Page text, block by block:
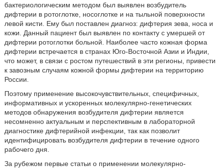
бактериологическим методом был выявлен возбудитель
дифтерии в ротоглотке, носоглотке и на тыльной поверхности
левой кисти. Ему был поставлен диагноз: дифтерия зева, носа и
кожи. Данный пациент был выявлен по контакту с умершей от
дифтерии ротоглотки больной. Наиболее часто кожная форма
дифтерии встречается в странах Юго-Восточной Азии и Индии,
что может, в связи с ростом путешествий в эти регионы, привести
к завозным случаям кожной формы дифтерии на территорию
России.
Поэтому применение высокочувствительных, специфичных,
информативных и ускоренных молекулярно-генетических
методов обнаружения возбудителя дифтерии является
несомненно актуальным и перспективным в лабораторной
диагностике дифтерийной инфекции, так как позволит
идентифицировать возбудителя дифтерии в течение одного
рабочего дня.
За рубежом первые статьи о применении молекулярно-